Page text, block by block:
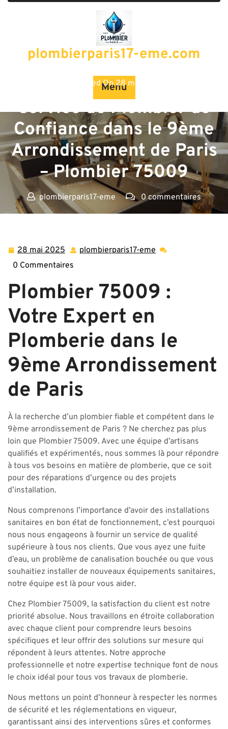
plombierparis17-eme.com
Menu
Posted On 28 mai 2025
Service de Plombier de
Confiance dans le 9ème
Arrondissement de Paris
– Plombier 75009
plombierparis17-eme
0 commentaires
28 mai 2025 28
mai
plombierparis17-eme plombierparis17-
0 Commentaires
Plombier 75009 :
Votre Expert en
Plomberie dans le
9ème Arrondissement
de Paris
À la recherche d’un plombier fiable et compétent dans le
9ème arrondissement de Paris ? Ne cherchez pas plus
loin que Plombier 75009. Avec une équipe d’artisans
qualifiés et expérimentés, nous sommes là pour répondre
à tous vos besoins en matière de plomberie, que ce soit
pour des réparations d’urgence ou des projets
d’installation.
Nous comprenons l’importance d’avoir des installations
sanitaires en bon état de fonctionnement, c’est pourquoi
nous nous engageons à fournir un service de qualité
supérieure à tous nos clients. Que vous ayez une fuite
d’eau, un problème de canalisation bouchée ou que vous
souhaitiez installer de nouveaux équipements sanitaires,
notre équipe est là pour vous aider.
Chez Plombier 75009, la satisfaction du client est notre
priorité absolue. Nous travaillons en étroite collaboration
avec chaque client pour comprendre leurs besoins
spécifiques et leur offrir des solutions sur mesure qui
répondent à leurs attentes. Notre approche
professionnelle et notre expertise technique font de nous
le choix idéal pour tous vos travaux de plomberie.
Nous mettons un point d’honneur à respecter les normes
de sécurité et les réglementations en vigueur,
garantissant ainsi des interventions sûres et conformes